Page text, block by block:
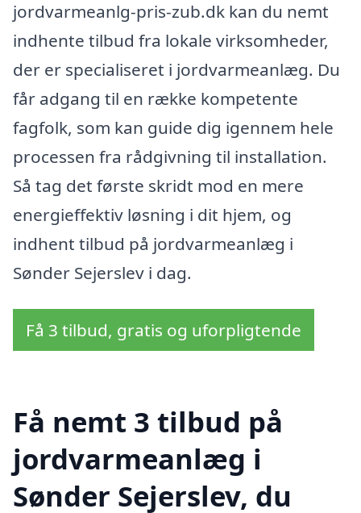
jordvarmeanlg-pris-zub.dk kan du nemt
indhente tilbud fra lokale virksomheder,
der er specialiseret i jordvarmeanlæg. Du
får adgang til en række kompetente
fagfolk, som kan guide dig igennem hele
processen fra rådgivning til installation.
Så tag det første skridt mod en mere
energieffektiv løsning i dit hjem, og
indhent tilbud på jordvarmeanlæg i
Sønder Sejerslev i dag.
Få 3 tilbud, gratis og uforpligtende
Få nemt 3 tilbud på
jordvarmeanlæg i
Sønder Sejerslev, du